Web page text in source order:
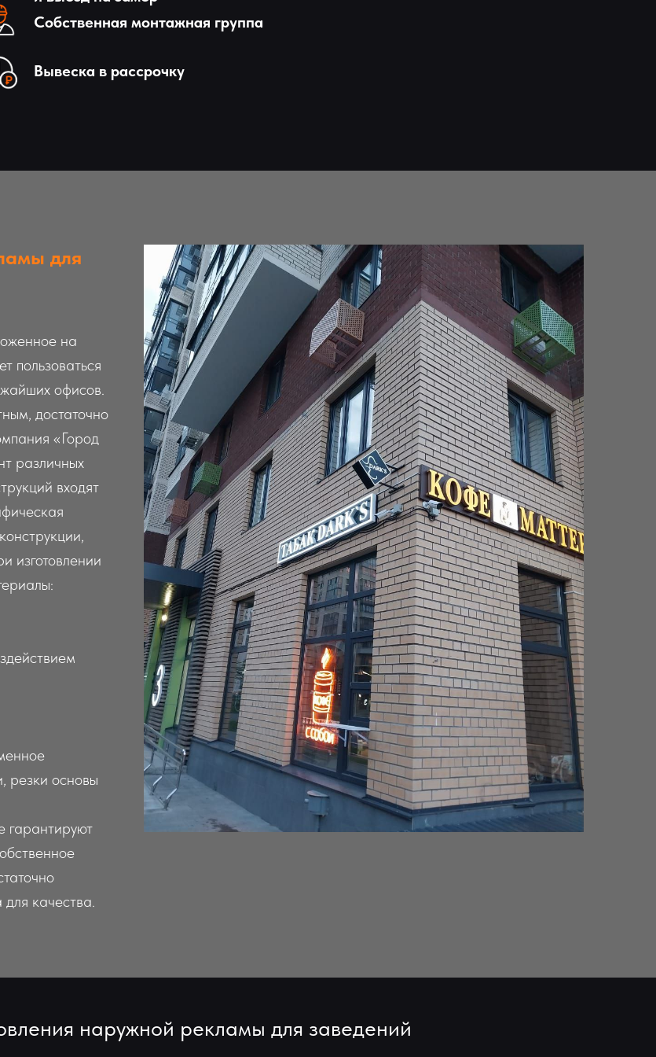
Собственная монтажная группа
Вывеска в рассрочку
для
на
пользоваться
офисов.
достаточно
«Город
различных
входят
изготовлении
резки основы
гарантируют
качества.
наружной рекламы для заведений